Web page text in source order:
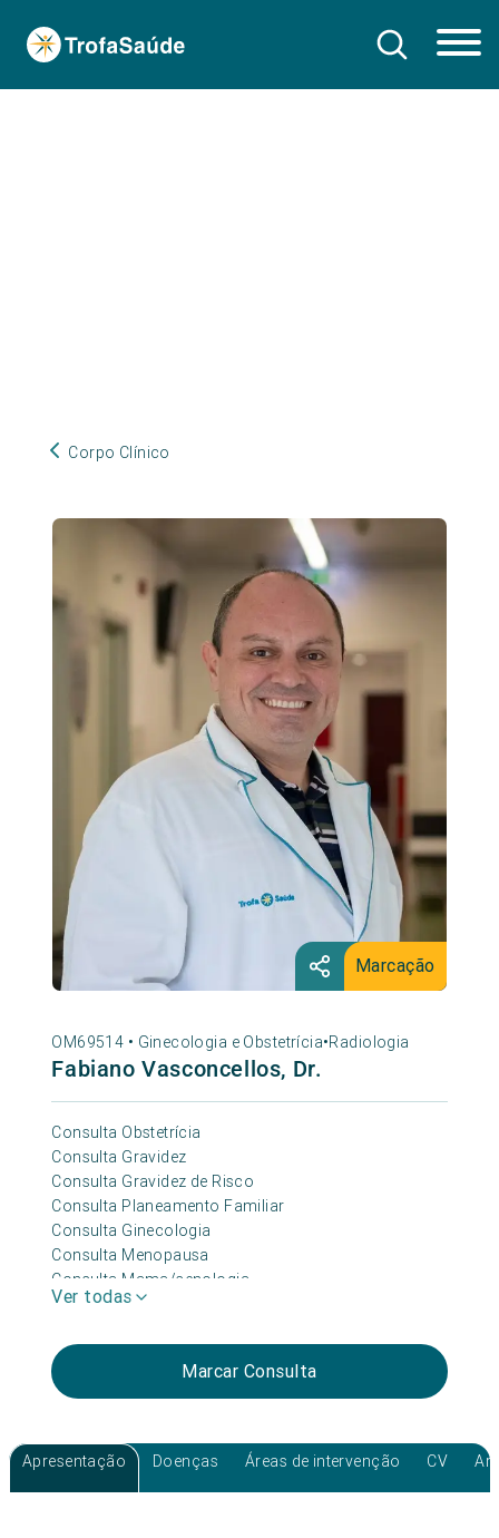
Corpo Clínico
Marcação
OM69514 • Ginecologia e Obstetrícia•Radiologia
Fabiano Vasconcellos, Dr.
Consulta Obstetrícia
Consulta Gravidez
Consulta Gravidez de Risco
Consulta Planeamento Familiar
Consulta Ginecologia
Consulta Menopausa
Consulta Mama/senologia
Consulta Incontinência Urinária
Ver todas
Marcar Consulta
Apresentação Doenças Áreas de intervenção CV